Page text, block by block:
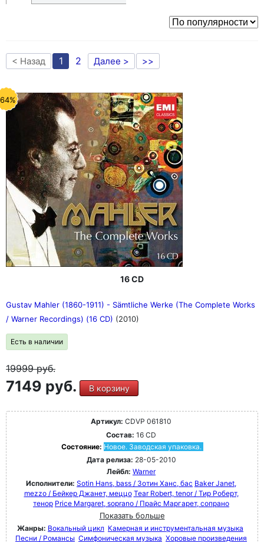
< Назад 1 2 Далее > >>
16 CD
Gustav Mahler (1860-1911) - Sämtliche Werke (The Complete Works
/ Warner Recordings) (16 CD) (2010)
Есть в наличии
19999руб.
7149 руб. В корзину
Артикул: CDVP 061810
Состав: 16 CD
Состояние: Новое. Заводская упаковка.
Дата релиза: 28-05-2010
Лейбл: Warner
Исполнители: Sotin Hans, bass / Зотин Ханс, бас Baker Janet,
mezzo / Бейкер Джанет, меццо Tear Robert, tenor / Тир Роберт,
тенор Price Margaret, soprano / Прайс Маргарет, сопрано
Показать больше
Жанры: Вокальный цикл Камерная и инструментальная музыка
Песни / Романсы Симфоническая музыка Хоровые произведения